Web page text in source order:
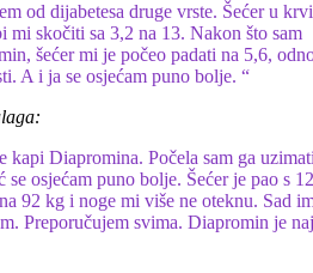
od dijabetesa druge vrste. Šećer u krvi
mi skočiti sa 3,2 na 13. Nakon što sam
šećer mi je počeo padati na 5,6,
A i ja se osjećam puno bolje. “
kapi Diapromina. Počela sam ga
se osjećam puno bolje. Šećer je pao s
92 ​​kg i noge mi više ne oteknu. Sad
Preporučujem svima. Diapromin je